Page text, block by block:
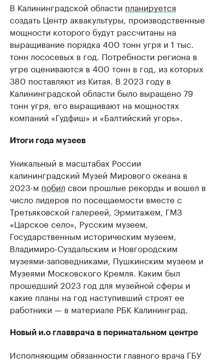
В Калининградской области планируется
создать Центр аквакультуры, производственные
мощности которого будут рассчитаны на
выращивание порядка 400 тонн угря и 1 тыс.
тонн лососевых в год. Потребности региона в
угре оцениваются в 400 тонн в год, из которых
380 поставляют из Китая. В 2023 году в
Калининградской области было выращено 79
тонн угря, его выращивают на мощностях
компаний «Гудфиш» и «Балтийский угорь».
Итоги года музеев
Уникальный в масштабах России
калининградский Музей Мирового океана в
2023-м побил свои прошлые рекорды и вошел в
число лидеров по посещаемости вместе с
Третьяковской галереей, Эрмитажем, ГМЗ
«Царское село», Русским музеем,
Государственным историческим музеем,
Владимиро-Суздальским и Новгородским
музеями-заповедниками, Пушкинским музеем и
Музеями Московского Кремля. Каким был
прошедший 2023 год для музейной сферы и
какие планы на год наступивший строят ее
работники — в материале РБК Калининград.
Новый и.о главврача в перинатальном центре
Исполняющим обязанности главного врача ГБУ